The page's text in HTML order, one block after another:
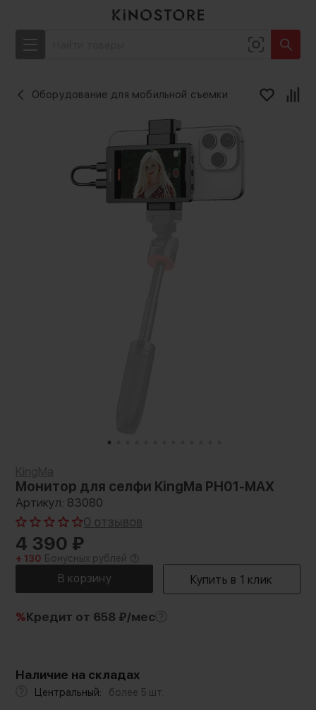
Оборудование для мобильной съемки
Монитор для селфи KingMa PH01-MAX
Артикул: 83080
0 отзывов
4 390 ₽
+ 130 Бонусных рублей
%Кредит от 658 ₽/мес
Наличие на складах
Центральный: более 5 шт.